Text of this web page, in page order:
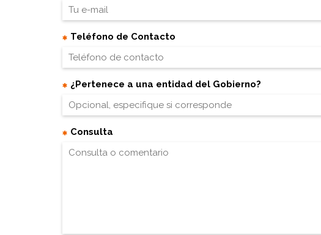
Teléfono de Contacto
¿Pertenece a una entidad del Gobierno?
Consulta